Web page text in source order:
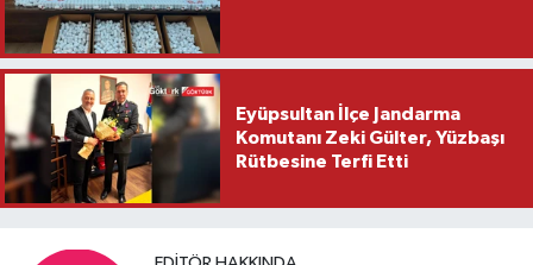
Eyüpsultan İlçe Jandarma
Komutanı Zeki Gülter, Yüzbaşı
Rütbesine Terfi Etti